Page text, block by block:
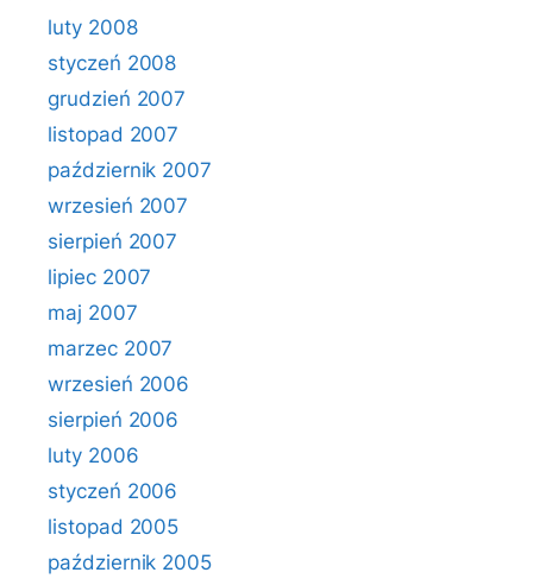
luty 2008
styczeń 2008
grudzień 2007
listopad 2007
październik 2007
wrzesień 2007
sierpień 2007
lipiec 2007
maj 2007
marzec 2007
wrzesień 2006
sierpień 2006
luty 2006
styczeń 2006
listopad 2005
październik 2005